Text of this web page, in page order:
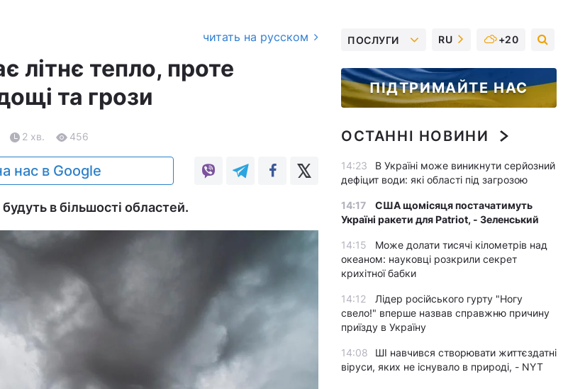
читать на русском
літнє тепло, проте
та грози
2 хв. 456
нас в Google
в більшості областей.
ПОСЛУГИ RU +20
ПІДТРИМАЙТЕ НАС
ОСТАННІ НОВИНИ
14:23
В Україні може виникнути серйозний
дефіцит води: які області під загрозою
14:17
США щомісяця постачатимуть
Україні ракети для Patriot, - Зеленський
14:15
Може долати тисячі кілометрів над
океаном: науковці розкрили секрет
крихітної бабки
14:12
Лідер російського гурту "Ногу
свело!" вперше назвав справжню причину
приїзду в Україну
14:08
ШІ навчився створювати життєздатні
віруси, яких не існувало в природі, - NYT